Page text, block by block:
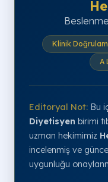
Klinik
A
Editoryal Not: Bu
Diyetisyen birimi
uzman hekimimiz
incelenmiş ve güncel
uygunluğu